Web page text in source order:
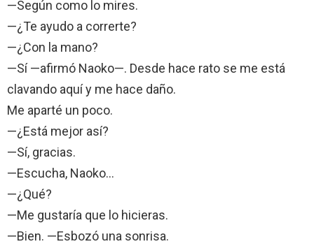
—Según como lo mires.
—¿Te ayudo a correrte?
—¿Con la mano?
—Sí —afirmó Naoko—. Desde hace rato se me está
clavando aquí y me hace daño.
Me aparté un poco.
—¿Está mejor así?
—Sí, gracias.
—Escucha, Naoko…
—¿Qué?
—Me gustaría que lo hicieras.
—Bien. —Esbozó una sonrisa.